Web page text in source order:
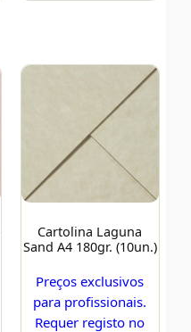
Cartolina Laguna
Sand A4 180gr. (10un.)
Preços exclusivos
para profissionais.
Requer registo no